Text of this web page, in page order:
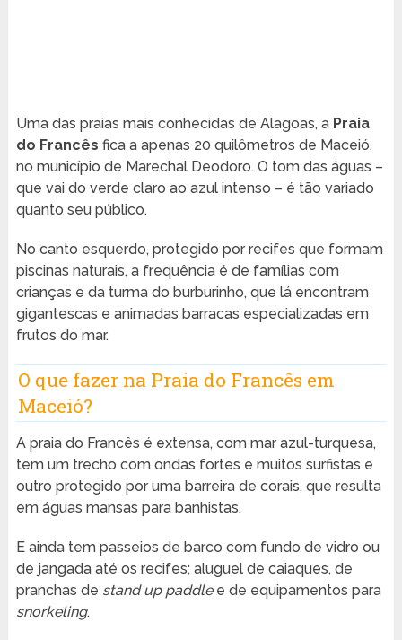
Uma das praias mais conhecidas de Alagoas, a Praia
do Francês fica a apenas 20 quilômetros de Maceió,
no município de Marechal Deodoro. O tom das águas –
que vai do verde claro ao azul intenso – é tão variado
quanto seu público.
No canto esquerdo, protegido por recifes que formam
piscinas naturais, a frequência é de famílias com
crianças e da turma do burburinho, que lá encontram
gigantescas e animadas barracas especializadas em
frutos do mar.
O que fazer na Praia do Francês em
Maceió?
A praia do Francês é extensa, com mar azul-turquesa,
tem um trecho com ondas fortes e muitos surfistas e
outro protegido por uma barreira de corais, que resulta
em águas mansas para banhistas.
E ainda tem passeios de barco com fundo de vidro ou
de jangada até os recifes; aluguel de caiaques, de
pranchas de stand up paddlee de equipamentos para
snorkeling.